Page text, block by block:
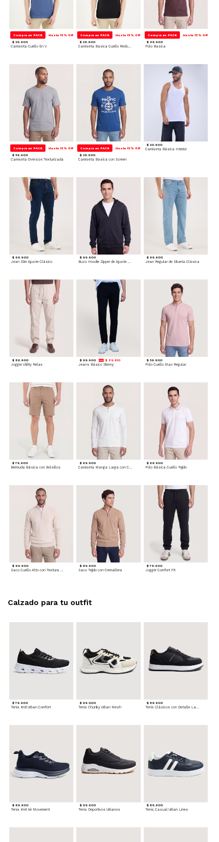
Compra en PACK Hasta 15% Off
$ 29.900
Camiseta Cuello En V
Compra en PACK Hasta 15% Off
$ 29.900
Camiseta Basica Cuello Redondo
Compra en PACK Hasta 15% Off
$ 49.900
Polo Basica
Compra en PACK Hasta 15% Off
$ 59.900
Camiseta Oversize Texturizada
Compra en PACK Hasta 15% Off
$ 39.900
Camiseta Basica con Screen
$ 20.900
Camiseta Básica Interior
$ 99.900
Jean Slim Ajuste Clásico
$ 99.900
Buzo Hoodie Zipper de Ajuste Cómodo
$ 99.900
Jean Regular de Silueta Clásica
$ 89.900
Jogger Utility Relax
$ 99.900 $ 89.910
Jeans Básico Skinny
$ 59.900
Polo Cuello Mao Regular
$ 79.900
Bermuda Básica con Bolsillos
$ 69.900
Camiseta Manga Larga con Cuello Henley
$ 69.900
Polo Básica Cuello Tejido
$ 99.900 $ 89.900
Saco Tejido con Cremallera
$ 79.900
Jogger Comfort Fit
$ 79.900
Tenis Knit Urban Comfort
$ 99.000
Tenis Chunky Urban Mesh
$ 89.900
$ 89.900
Tenis Knit Air Movement
$ 99.900
Tenis Deportivos Urbanos
$ 89.900
Tenis Casual Urban Lines
Calzado para tu outfit